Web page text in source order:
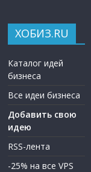
ХОБИЗ.RU
Каталог идей
бизнеса
Все идеи бизнеса
Добавить свою
идею
RSS-лента
-25% на все VPS